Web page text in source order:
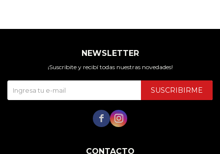
CONTACTO
NEWSLETTER
¡Suscribite y recibí todas nuestras novedades!
SUSCRIBIRME
 